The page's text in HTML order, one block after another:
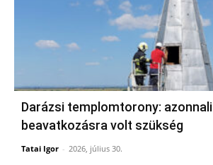
Darázsi templomtorony: azonnali
beavatkozásra volt szükség
Tatai Igor - 2026, július 30.